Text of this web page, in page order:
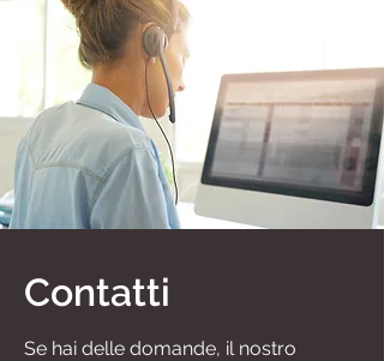
Contatti
Se hai delle domande, il nostro